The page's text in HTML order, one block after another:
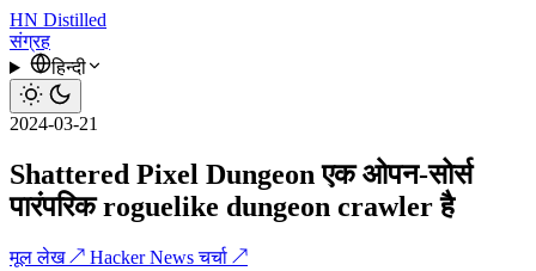
HN Distilled
संग्रह
हिन्दी
2024-03-21
Shattered Pixel Dungeon एक ओपन-सोर्स
पारंपरिक roguelike dungeon crawler है
मूल लेख ↗ Hacker News चर्चा ↗